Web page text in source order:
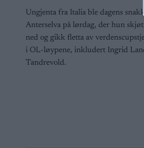
Ungjenta fra Italia ble dagens
Anterselva på lørdag, der hun
ned og gikk fletta av
i OL-løypene, inkludert Ingrid
Tandrevold.